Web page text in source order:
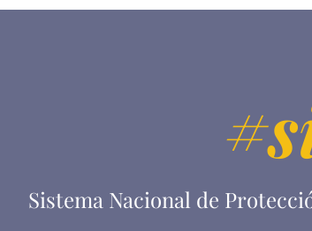
Sistema Nacional de